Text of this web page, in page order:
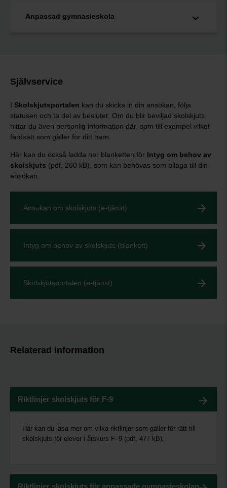
Anpassad gymnasieskola
Självservice
I Skolskjutsportalen kan du skicka in din ansökan, följa
statusen och ta del av beslutet. Om du blir beviljad skolskjuts
hittar du även personlig information där, som till exempel vilket
färdsätt som gäller för ditt barn.
Här kan du också ladda ner blanketten för Intyg om behov av
skolskjuts (pdf, 260 kB), som kan behövas som bilaga till din
ansökan.
Ansökan om skolskjuts (e-tjänst)
Intyg om behov av skolskjuts (blankett)
Skolskjutsportalen (e-tjänst)
Relaterad information
Riktlinjer skolskjuts för F-9
Här kan du läsa mer om vilka riktlinjer som gäller för rätt till
skolskjuts för elever i årskurs F–9 (pdf, 477 kB).
Riktlinjer skolskjuts för anpassade gymnasieskolan